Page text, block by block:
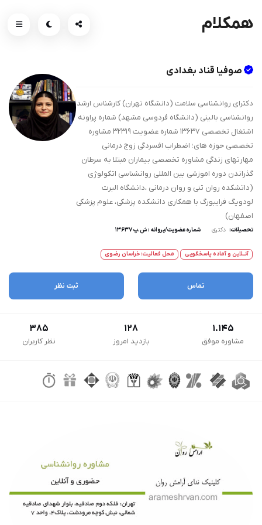
همکلام
صوفیا قناد بغدادی
دکترای روانشناسی سلامت (دانشگاه تهران) کارشناس ارشد
روانشناسی بالینی (دانشگاه فردوسی مشهد) شماره پراونه
اشتغال تخصصی ۱۳۶۳۷ شماره عضویت ۳۲۳۱۹ مشاوره
تخصصی حوزه های؛ اضطراب افسردگی زوج درمانی
مهارتهای زندگی مشاوره تخصصی بیماران مبتلا به سرطان
گذراندن دوره اموزشی بین المللی روانشناسی اتکولوژی
(داتشکده روان تنی و روان درمانی ،دانشگاه البرت
لودویگ فرایبورگ با همکاری دانشکده پزشکی، علوم پزشکی
اصفهان)
تحصیلات: دکتری شماره عضویت/پروانه : ش.پ 13637
آنــلاین و آماده پاسخگویی محل فعالیت: خراسان رضوی
تماس ثبت نظر
1.145
مشاوره موفق
128
بازدید امروز
385
نظر کاربران